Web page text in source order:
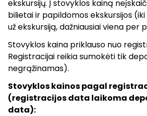
ekskursijų. Į stovyklos kainą
bilietai ir papildomos ekskursijos (iki
už ekskursiją, dažniausiai viena per
Stovyklos kaina priklauso nuo
Registracijai reikia sumokėti tik
negrąžinamas).
Stovyklos kainos pagal
(registracijos data laikoma
data):